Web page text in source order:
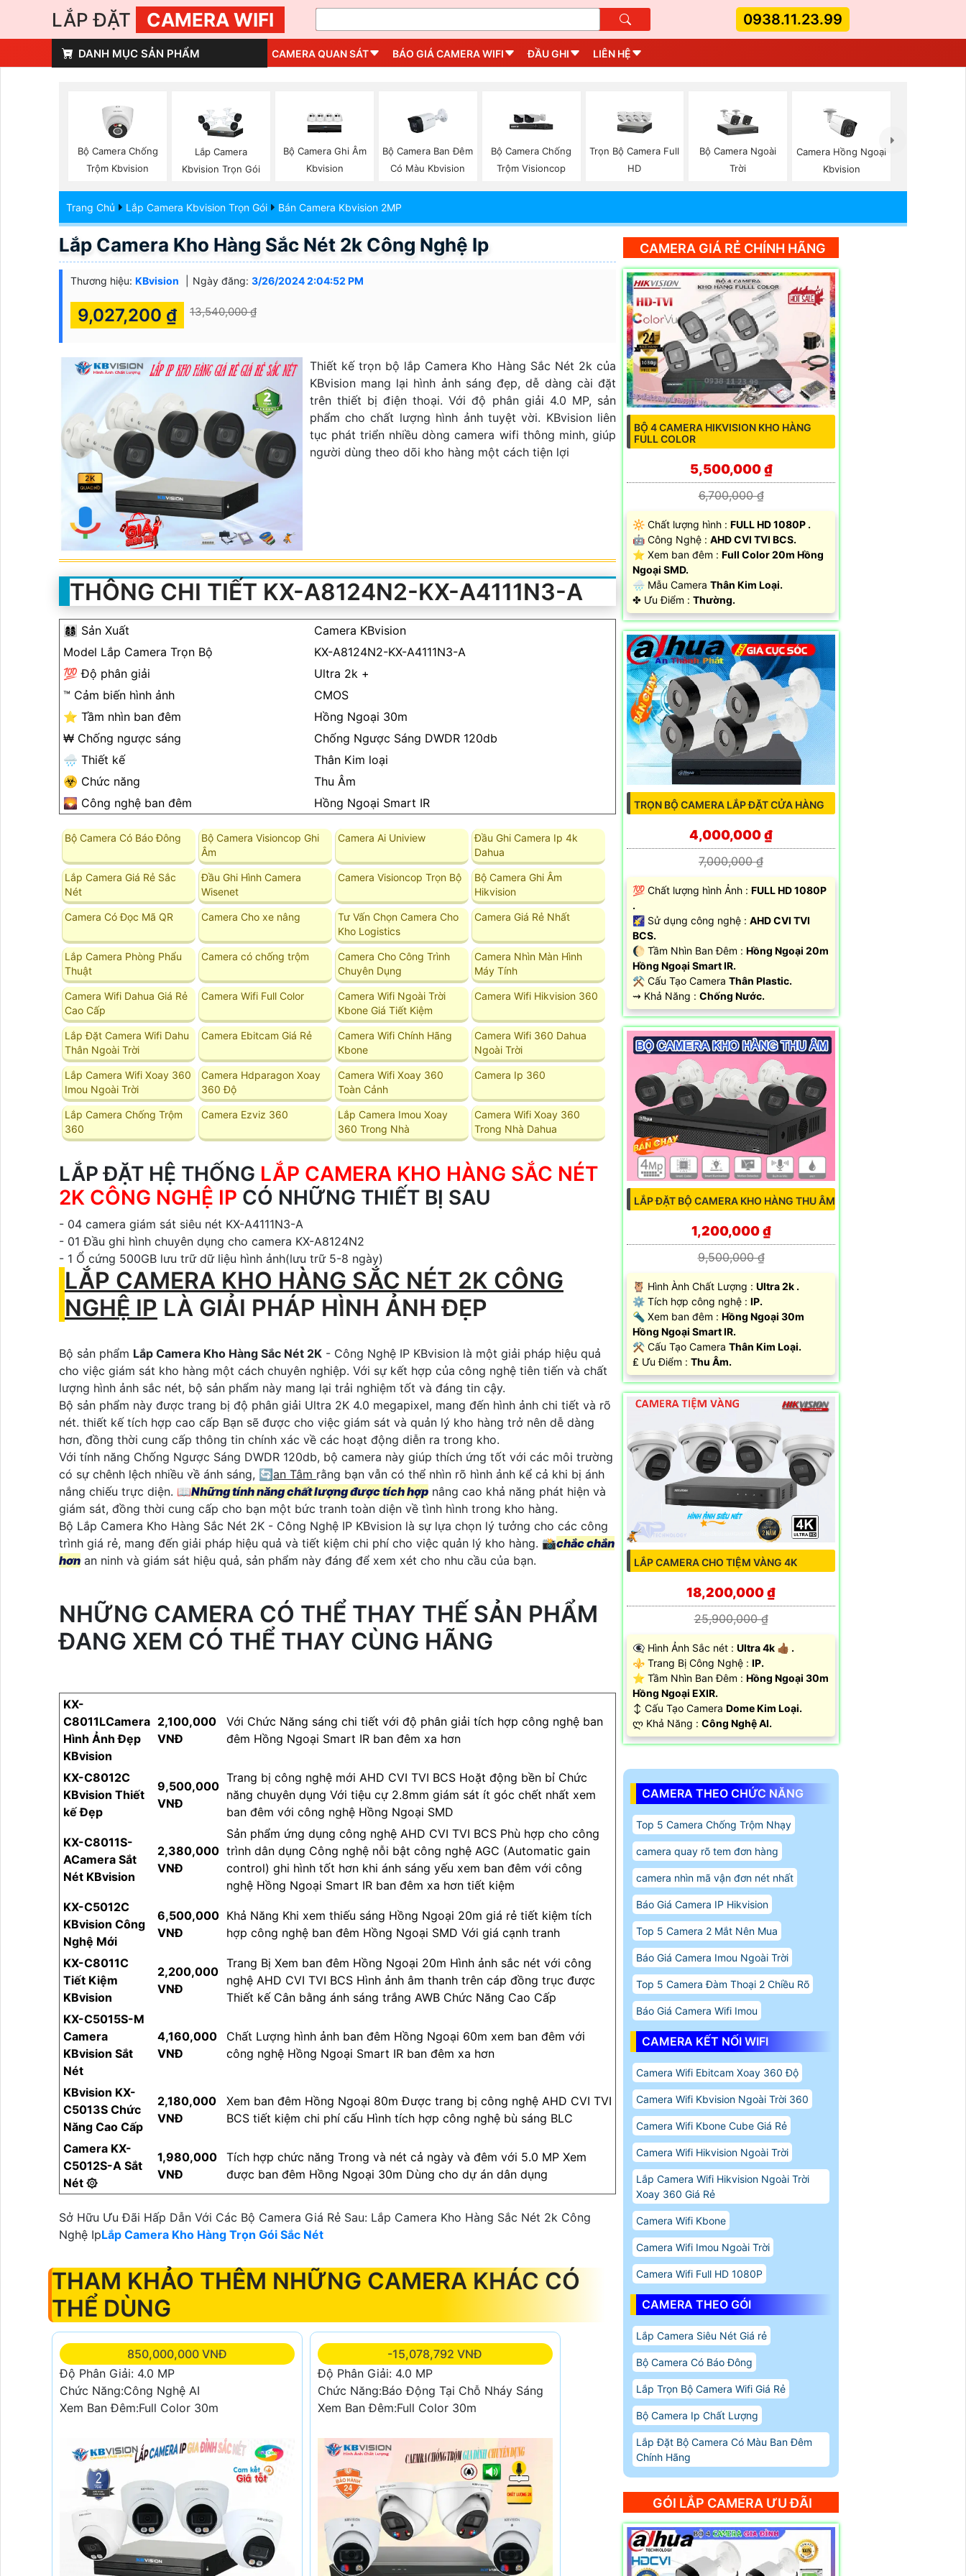
LẮP ĐẶT CAMERA WIFI 0938.11.23.99
DANH MỤC SẢN PHẨM CAMERA QUAN SÁT BÁO GIÁ CAMERA WIFI ĐẦU GHI LIÊN HỆ
Bộ Camera Chống
Trộm Kbvision
Lắp Camera
Kbvision Trọn Gói
Bộ Camera Ghi Âm
Kbvision
Bộ Camera Ban Đêm
Có Màu Kbvision
Bộ Camera Chống
Trộm Visioncop
Trọn Bộ Camera Full
HD
Bộ Camera Ngoài
Trời
Camera Hồng Ngoại
Kbvision
Trang Chủ Lắp Camera Kbvision Trọn Gói Bán Camera Kbvision 2MP
Lắp Camera Kho Hàng Sắc Nét 2k Công Nghệ Ip
Thương hiệu: KBvision Ngày đăng: 3/26/2024 2:04:52 PM
9,027,200 ₫ 13,540,000 ₫
Thiết kế trọn bộ lắp Camera Kho Hàng Sắc Nét 2k của
KBvision mang lại hình ảnh sáng đẹp, dễ dàng cài đặt
trên thiết bị điện thoại. Với độ phân giải 4.0 MP, sản
phẩm cho chất lượng hình ảnh tuyệt vời. KBvision liên
tục phát triển nhiều dòng camera wifi thông minh, giúp
người dùng theo dõi kho hàng một cách tiện lợi
THÔNG CHI TIẾT KX-A8124N2-KX-A4111N3-A
👩‍👩‍👦‍👦 Sản Xuất
Camera KBvision
Model Lắp Camera Trọn Bộ
KX-A8124N2-KX-A4111N3-A
💯 Độ phân giải
Ultra 2k +
™️ Cảm biến hình ảnh
CMOS
⭐ Tầm nhìn ban đêm
Hồng Ngoại 30m
₩ Chống ngược sáng
Chống Ngược Sáng DWDR 120db
🌧️ Thiết kế
Thân Kim loại
☣️ Chức năng
Thu Âm
🌄 Công nghệ ban đêm
Hồng Ngoại Smart IR
Bộ Camera Có Báo Đông
Bộ Camera Visioncop Ghi
Âm
Camera Ai Uniview
Đầu Ghi Camera Ip 4k
Dahua
Lắp Camera Giá Rẻ Sắc
Nét
Đầu Ghi Hình Camera
Wisenet
Camera Visioncop Trọn Bộ
Bộ Camera Ghi Âm
Hikvision
Camera Có Đọc Mã QR Camera Cho xe nâng
Tư Vấn Chọn Camera Cho
Kho Logistics
Camera Giá Rẻ Nhất
Lắp Camera Phòng Phẩu
Thuật
Camera có chống trộm
Camera Cho Công Trình
Chuyên Dụng
Camera Nhìn Màn Hình
Máy Tính
Camera Wifi Dahua Giá Rẻ
Cao Cấp
Camera Wifi Full Color
Camera Wifi Ngoài Trời
Kbone Giá Tiết Kiệm
Camera Wifi Hikvision 360
Lắp Đặt Camera Wifi Dahu
Thân Ngoài Trời
Camera Ebitcam Giá Rẻ
Camera Wifi Chính Hãng
Kbone
Camera Wifi 360 Dahua
Ngoài Trời
Lắp Camera Wifi Xoay 360
Imou Ngoài Trời
Camera Hdparagon Xoay
360 Độ
Camera Wifi Xoay 360
Toàn Cảnh
Camera Ip 360
Lắp Camera Chống Trộm
360
Camera Ezviz 360
Lắp Camera Imou Xoay
360 Trong Nhà
Camera Wifi Xoay 360
Trong Nhà Dahua
LẮP ĐẶT HỆ THỐNG LẮP CAMERA KHO HÀNG SẮC NÉT
2K CÔNG NGHỆ IP CÓ NHỮNG THIẾT BỊ SAU
- 04 camera giám sát siêu nét KX-A4111N3-A
- 01 Đầu ghi hình chuyên dụng cho camera KX-A8124N2
- 1 Ổ cứng 500GB lưu trữ dữ liệu hình ảnh(lưu trữ 5-8 ngày)
LẮP CAMERA KHO HÀNG SẮC NÉT 2K CÔNG
NGHỆ IP LÀ GIẢI PHÁP HÌNH ẢNH ĐẸP
Bộ sản phẩm Lắp Camera Kho Hàng Sắc Nét 2K - Công Nghệ IP KBvision là một giải pháp hiệu quả
cho việc giám sát kho hàng một cách chuyên nghiệp. Với sự kết hợp của công nghệ tiên tiến và chất
lượng hình ảnh sắc nét, bộ sản phẩm này mang lại trải nghiệm tốt và đáng tin cậy.
Bộ sản phẩm này được trang bị độ phân giải Ultra 2K 4.0 megapixel, mang đến hình ảnh chi tiết và rõ
nét. thiết kế tích hợp cao cấp Bạn sẽ được cho việc giám sát và quản lý kho hàng trở nên dễ dàng
hơn, đồng thời cung cấp thông tin chính xác về các hoạt động diễn ra trong kho.
Với tính năng Chống Ngược Sáng DWDR 120db, bộ camera này giúp thích ứng tốt với các môi trường
có sự chênh lệch nhiều về ánh sáng, 🔄an Tâm rằng bạn vẫn có thể nhìn rõ hình ảnh kể cả khi bị ánh
nắng chiếu trực diện. 📖Những tính năng chất lượng được tích hợp nâng cao khả năng phát hiện và
giám sát, đồng thời cung cấp cho bạn một bức tranh toàn diện về tình hình trong kho hàng.
Bộ Lắp Camera Kho Hàng Sắc Nét 2K - Công Nghệ IP KBvision là sự lựa chọn lý tưởng cho các công
trình giá rẻ, mang đến giải pháp hiệu quả và tiết kiệm chi phí cho việc quản lý kho hàng. 📸chắc chắn
hơn an ninh và giám sát hiệu quả, sản phẩm này đáng để xem xét cho nhu cầu của bạn.
NHỮNG CAMERA CÓ THỂ THAY THẾ SẢN PHẨM
ĐANG XEM CÓ THỂ THAY CÙNG HÃNG
KX-
C8011LCamera
Hình Ảnh Đẹp
KBvision
2,100,000
VNĐ
Với Chức Năng sáng chi tiết với độ phân giải tích hợp công nghệ ban
đêm Hồng Ngoại Smart IR ban đêm xa hơn
KX-C8012C
KBvision Thiết
kế Đẹp
9,500,000
VNĐ
Trang bị công nghệ mới AHD CVI TVI BCS Hoặt động bền bỉ Chức
năng chuyên dụng Với tiệu cự 2.8mm giám sát ít góc chết nhất xem
ban đêm với công nghệ Hồng Ngoại SMD
KX-C8011S-
ACamera Sắt
Nét KBvision
2,380,000
VNĐ
Sản phẩm ứng dụng công nghệ AHD CVI TVI BCS Phù hợp cho công
trình dân dụng Công nghệ nỗi bật công nghệ AGC (Automatic gain
control) ghi hình tốt hơn khi ánh sáng yếu xem ban đêm với công
nghệ Hồng Ngoại Smart IR ban đêm xa hơn tiết kiệm
KX-C5012C
KBvision Công
Nghệ Mới
6,500,000
VNĐ
Khả Năng Khi xem thiếu sáng Hồng Ngoại 20m giá rẻ tiết kiệm tích
hợp công nghệ ban đêm Hồng Ngoại SMD Với giá cạnh tranh
KX-C8011C
Tiết Kiệm
KBvision
2,200,000
VNĐ
Trang Bị Xem ban đêm Hồng Ngoại 20m Hình ảnh sắc nét với công
nghệ AHD CVI TVI BCS Hình ảnh âm thanh trên cáp đồng trục được
Thiết kế Cân bằng ánh sáng trắng AWB Chức Năng Cao Cấp
KX-C5015S-M
Camera
KBvision Sắt
Nét
4,160,000
VNĐ
Chất Lượng hình ảnh ban đêm Hồng Ngoại 60m xem ban đêm với
công nghệ Hồng Ngoại Smart IR ban đêm xa hơn
KBvision KX-
C5013S Chức
Năng Cao Cấp
2,180,000
VNĐ
Xem ban đêm Hồng Ngoại 80m Được trang bị công nghệ AHD CVI TVI
BCS tiết kiệm chi phí cấu Hình tích hợp công nghệ bù sáng BLC
Camera KX-
C5012S-A Sắt
Nét ۞
1,980,000
VNĐ
Tích hợp chức năng Trong và nét cả ngày và đêm với 5.0 MP Xem
được ban đêm Hồng Ngoại 30m Dùng cho dự án dân dụng
Sở Hữu Ưu Đãi Hấp Dẫn Với Các Bộ Camera Giá Rẻ Sau: Lắp Camera Kho Hàng Sắc Nét 2k Công
Nghệ IpLắp Camera Kho Hàng Trọn Gói Sắc Nét
THAM KHẢO THÊM NHỮNG CAMERA KHÁC CÓ
THỂ DÙNG
850,000,000 VNĐ
Độ Phân Giải: 4.0 MP
Chức Năng:Công Nghệ AI
Xem Ban Đêm:Full Color 30m
-15,078,792 VNĐ
Độ Phân Giải: 4.0 MP
Chức Năng:Báo Động Tại Chỗ Nháy Sáng
Xem Ban Đêm:Full Color 30m
CAMERA GIÁ RẺ CHÍNH HÃNG
BỘ 4 CAMERA HIKVISION KHO HÀNG
FULL COLOR
5,500,000 ₫
6,700,000 ₫
🔆 Chất lượng hình : FULL HD 1080P .
🤖️ Công Nghệ : AHD CVI TVI BCS.
⭐ Xem ban đêm : Full Color 20m Hồng
Ngoại SMD.
🌧️ Mẫu Camera Thân Kim Loại.
️✤ Ưu Điểm : Thường.
TRỌN BỘ CAMERA LẮP ĐẶT CỬA HÀNG
4,000,000 ₫
7,000,000 ₫
💯 Chất lượng hình Ảnh : FULL HD 1080P
.
🌠 Sử dụng công nghệ : AHD CVI TVI
BCS.
🌔 Tầm Nhìn Ban Đêm : Hồng Ngoại 20m
Hồng Ngoại Smart IR.
⚒ Cấu Tạo Camera Thân Plastic.
️⇝ Khả Năng : Chống Nước.
LẮP ĐẶT BỘ CAMERA KHO HÀNG THU ÂM
1,200,000 ₫
9,500,000 ₫
🦉 Hình Ành Chất Lượng : Ultra 2k .
⚙ Tích hợp công nghệ : IP.
🔦 Xem ban đêm : Hồng Ngoại 30m
Hồng Ngoại Smart IR.
⚒ Cấu Tạo Camera Thân Kim Loại.
️₤ Ưu Điểm : Thu Âm.
LẮP CAMERA CHO TIỆM VÀNG 4K
18,200,000 ₫
25,900,000 ₫
👁️‍🗨 Hình Ảnh Sắc nét : Ultra 4k 👍🏾 .
⚜️ Trang Bị Công Nghệ : IP.
⭐ Tầm Nhìn Ban Đêm : Hồng Ngoại 30m
Hồng Ngoại EXIR.
↕️ Cấu Tạo Camera Dome Kim Loại.
️ლ Khả Năng : Công Nghệ AI.
CAMERA THEO CHỨC NĂNG
Top 5 Camera Chống Trộm Nhạy
camera quay rõ tem đơn hàng
camera nhìn mã vận đơn nét nhất
Báo Giá Camera IP Hikvision
Top 5 Camera 2 Mắt Nên Mua
Báo Giá Camera Imou Ngoài Trời
Top 5 Camera Đàm Thoại 2 Chiều Rõ
Báo Giá Camera Wifi Imou
CAMERA KẾT NỐI WIFI
Camera Wifi Ebitcam Xoay 360 Độ
Camera Wifi Kbvision Ngoài Trời 360
Camera Wifi Kbone Cube Giá Rẻ
Camera Wifi Hikvision Ngoài Trời
Lắp Camera Wifi Hikvision Ngoài Trời
Xoay 360 Giá Rẻ
Camera Wifi Kbone
Camera Wifi Imou Ngoài Trời
Camera Wifi Full HD 1080P
CAMERA THEO GÓI
Lắp Camera Siêu Nét Giá rẻ
Bộ Camera Có Báo Đông
Lắp Trọn Bộ Camera Wifi Giá Rẻ
Bộ Camera Ip Chất Lượng
Lắp Đặt Bộ Camera Có Màu Ban Đêm
Chính Hãng
GÓI LẮP CAMERA ƯU ĐÃI